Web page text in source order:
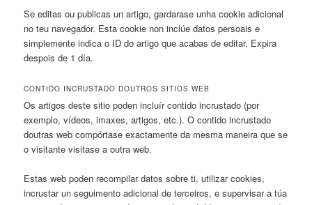
Se editas ou publicas un artigo, gardarase unha cookie adicional
no teu navegador. Esta cookie non inclúe datos persoais e
simplemente indica o ID do artigo que acabas de editar. Expira
despois de 1 día.
CONTIDO INCRUSTADO DOUTROS SITIOS WEB
Os artigos deste sitio poden incluír contido incrustado (por
exemplo, vídeos, imaxes, artigos, etc.). O contido incrustado
doutras web compórtase exactamente da mesma maneira que se
o visitante visitase a outra web.
Estas web poden recompilar datos sobre ti, utilizar cookies,
incrustar un seguimento adicional de terceiros, e supervisar a túa